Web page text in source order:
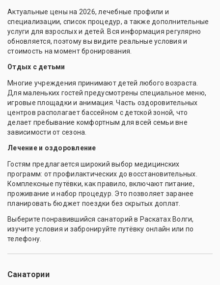
Актуальные цены на 2026, лечебные профили и
специализации, список процедур, а также дополнительные
услуги для взрослых и детей. Вся информация регулярно
обновляется, поэтому вы видите реальные условия и
стоимость на момент бронирования.
Отдых с детьми
Многие учреждения принимают детей любого возраста.
Для маленьких гостей предусмотрены специальное меню,
игровые площадки и анимация. Часть оздоровительных
центров располагает бассейном с детской зоной, что
делает пребывание комфортным для всей семьи вне
зависимости от сезона.
Лечение и оздоровление
Гостям предлагается широкий выбор медицинских
программ: от профилактических до восстановительных.
Комплексные путёвки, как правило, включают питание,
проживание и набор процедур. Это позволяет заранее
планировать бюджет поездки без скрытых доплат.
Выберите понравившийся санаторий в Раскатах Волги,
изучите условия и забронируйте путёвку онлайн или по
телефону.
Санатории